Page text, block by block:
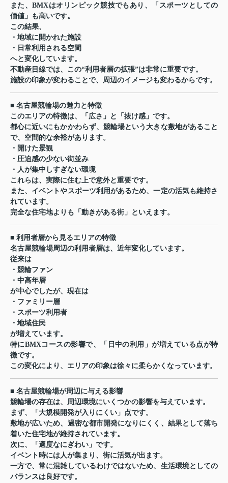
また、BMXはオリンピック競技でもあり、「スポーツとしての
価値」も高いです。
この結果、
・地域に開かれた施設
・日常利用される空間
へと変化しています。
不動産目線では、この“利用者層の拡張”は非常に重要です。
施設の印象が変わることで、周辺のイメージも変わるからです。
■ 名古屋競輪場の魅力と特徴
このエリアの特徴は、「広さ」と「抜け感」です。
都心に近いにもかかわらず、競輪場という大きな敷地があること
で、空間的な余裕があります。
・開けた景観
・圧迫感の少ない街並み
・人が集中しすぎない環境
これらは、実際に住む上で意外と重要です。
また、イベントやスポーツ利用があるため、一定の活気も維持さ
れています。
完全な住宅地よりも「動きがある街」といえます。
■ 利用者層から見るエリアの特徴
名古屋競輪場周辺の利用者層は、近年変化しています。
従来は
・競輪ファン
・中高年層
が中心でしたが、現在は
・ファミリー層
・スポーツ利用者
・地域住民
が増えています。
特にBMXコースの影響で、「日中の利用」が増えている点が特
徴です。
この変化により、エリアの印象は徐々に柔らかくなっています。
■ 名古屋競輪場が周辺に与える影響
競輪場の存在は、周辺環境にいくつかの影響を与えています。
まず、「大規模開発が入りにくい」点です。
敷地が広いため、過密な都市開発になりにくく、結果として落ち
着いた住宅地が維持されています。
次に、「適度なにぎわい」です。
イベント時には人が集まり、街に活気が出ます。
一方で、常に混雑しているわけではないため、生活環境としての
バランスは良好です。